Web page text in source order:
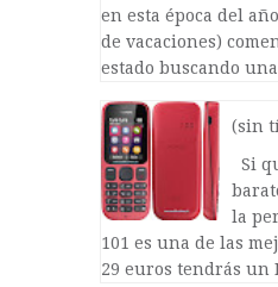
en esta época del
de vacaciones)
estado buscando
(sin
Si
la
101 es una de las
29 euros tendrás un